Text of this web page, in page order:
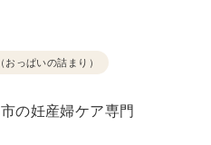
おっぱいの詰まり）
の妊産婦ケア専門